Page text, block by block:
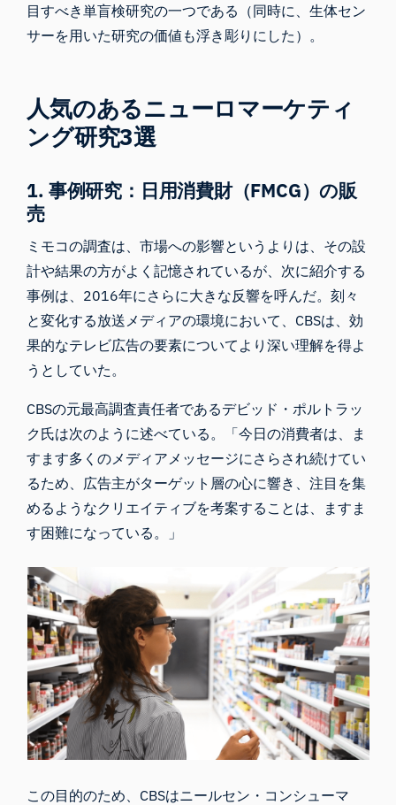
目すべき単盲検研究の一つである（同時に、生体セン
サーを用いた研究の価値 も浮き彫りにした）。
人気のあるニューロマーケティ
ング研究3選
1. 事例研究：日用消費財（FMCG）の販
売
ミモコの調査は、市場への影響というよりは、その設
計や結果の方がよく記憶されているが、次に紹介する
事例は、2016年にさらに大きな反響を呼んだ。刻々
と変化する放送メディアの環境において、CBSは、効
果的なテレビ広告の要素についてより深い理解を得よ
うとしていた。
CBSの元最高調査責任者であるデビッド・ポルトラッ
ク氏は次のように述べている。「今日の消費者は、ま
すます多くのメディアメッセージにさらされ続けてい
るため、広告主がターゲット層の心に響き、注目を集
めるようなクリエイティブを考案することは、ますま
す困難になっている。」
この目的のため、CBSはニールセン・コンシューマ